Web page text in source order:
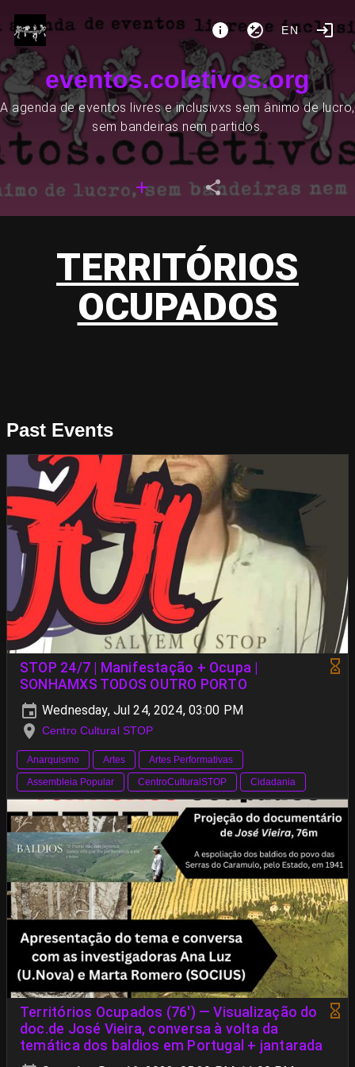
EN
eventos.coletivos.org
A agenda de eventos livres e inclusivxs sem ânimo de lucro,
sem bandeiras nem partidos.
TERRITÓRIOS
OCUPADOS
Past Events
STOP 24/7 | Manifestação + Ocupa |
SONHAMXS TODOS OUTRO PORTO
Wednesday, Jul 24, 2024, 03:00 PM
Centro Cultural STOP
Anarquismo Artes
Artes Performativas
Assembleia Popular
CentroCulturalSTOP Cidadania
Territórios Ocupados (76') — Visualização do
doc.de José Vieira, conversa à volta da
temática dos baldios em Portugal + jantarada